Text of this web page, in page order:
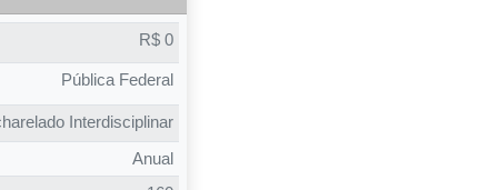
R$ 0
Pública Federal
Interdisciplinar
Anual